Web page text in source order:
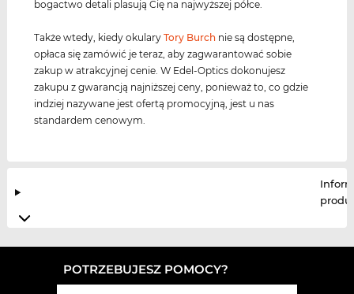
bogactwo detali plasują Cię na najwyższej półce.
Także wtedy, kiedy okularyTory Burch nie są dostępne,
opłaca się zamówić je teraz, aby zagwarantować sobie
zakup w atrakcyjnej cenie. W Edel-Optics dokonujesz
zakupu z gwarancją najniższej ceny, ponieważ to, co gdzie
indziej nazywane jest ofertą promocyjną, jest u nas
standardem cenowym.
POTRZEBUJESZ POMOCY?